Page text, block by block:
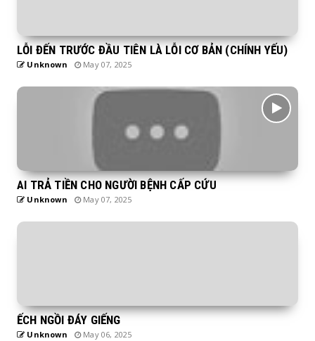
LỖI ĐẾN TRƯỚC ĐẦU TIÊN LÀ LỖI CƠ BẢN (CHÍNH YẾU)
Unknown May 07, 2025
AI TRẢ TIỀN CHO NGƯỜI BỆNH CẤP CỨU
Unknown May 07, 2025
ẾCH NGỒI ĐÁY GIẾNG
Unknown May 06, 2025